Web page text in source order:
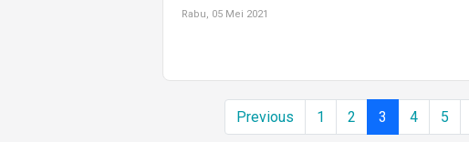
Rabu, 05 Mei 2021
Previous 1 2 3 4 5